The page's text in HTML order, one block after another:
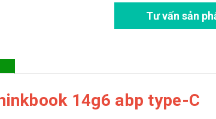
Tư vấn sản
14g6 abp type-C